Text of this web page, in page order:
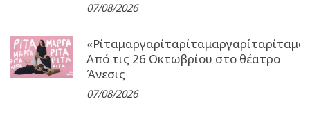
07/08/2026
Από τις 26 Οκτωβρίου στο θέατρο
Άνεσις
07/08/2026